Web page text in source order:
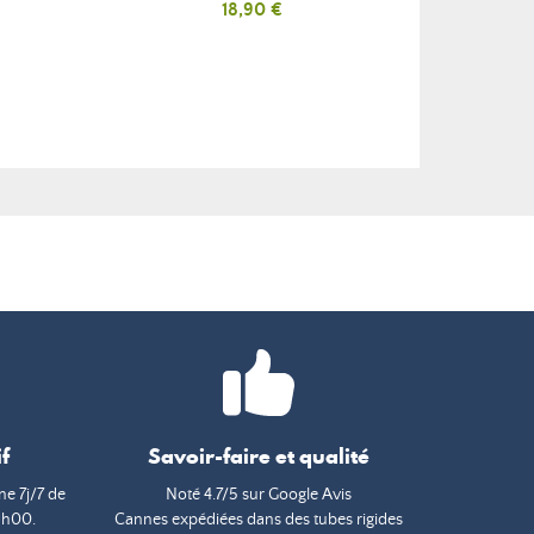
Prix
18,90 €
7j/7 de
Savoir-faire et qualité
Noté 4.7/5 sur Google Avis
Cannes expédiées dans des tubes rigides